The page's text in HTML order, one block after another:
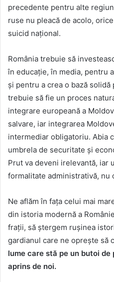
precedente pentru alte
ruse nu pleacă de acolo,
suicid național.
România trebuie să
în educație, în media, pentru
și pentru a crea o bază
trebuie să fie un proces
integrare europeană a
salvare, iar integrarea
intermediar obligatoriu. Abia
umbrela de securitate și
Prut va deveni irelevantă, iar
formalitate administrativă, nu
Ne aflăm în fața celui mai
din istoria modernă a
frații, să ștergem rușinea
gardianul care ne oprește să
lume care stă pe un butoi
aprins de noi.